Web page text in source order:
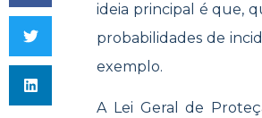
ideia principal é que,
probabilidades de
exemplo.
A Lei Geral de